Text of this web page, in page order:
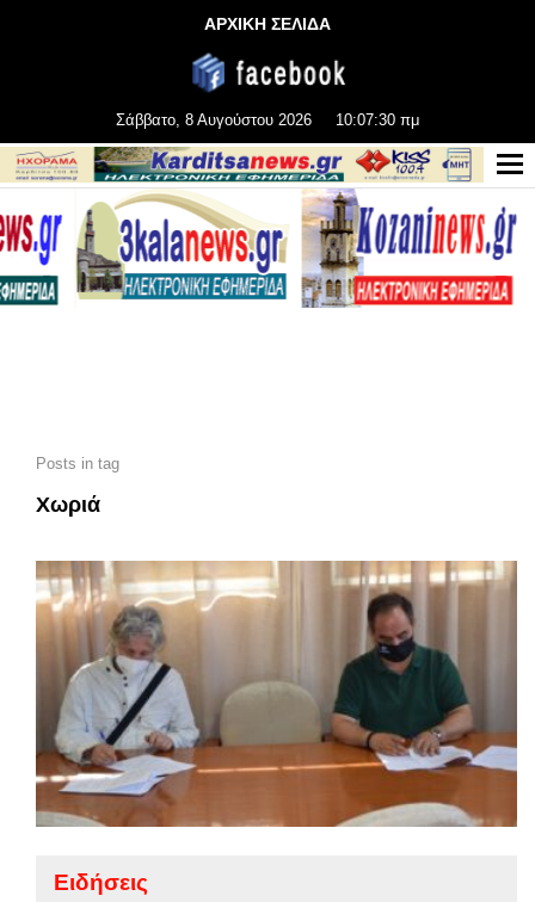
ΑΡΧΙΚΗ ΣΕΛΙΔΑ
Σάββατο, 8 Αυγούστου 2026 10:07:32 πμ
Posts in tag
Χωριά
Ειδήσεις